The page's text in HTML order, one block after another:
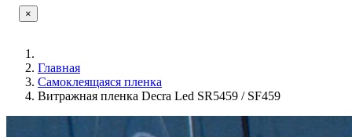
×
Главная
Самоклеящаяся пленка
Витражная пленка Decra Led SR5459 / SF459